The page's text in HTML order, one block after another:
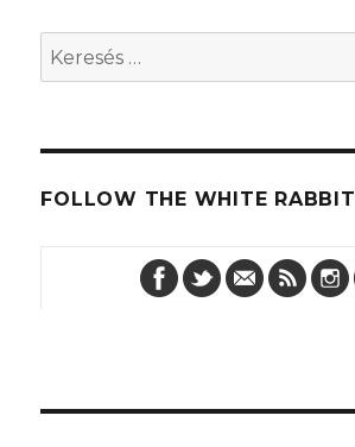
Keresés
a
kifejezésre:
FOLLOW THE WHITE RABBIT